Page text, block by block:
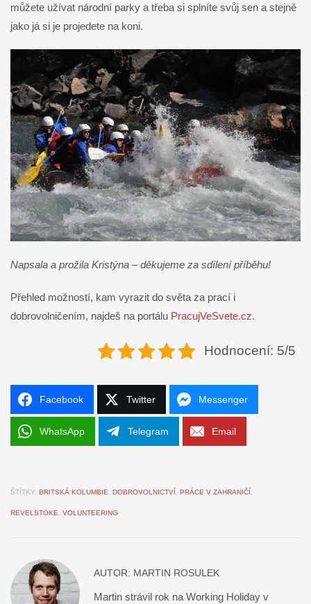
můžete užívat národní parky a třeba si splníte svůj sen a stejně
jako já si je projedete na koni.
Napsala a prožila Kristýna – děkujeme za sdílení příběhu!
Přehled možností, kam vyrazit do světa za prací i
dobrovolničením, najdeš na portálu PracujVeSvete.cz.
Hodnocení: 5/5
Facebook Twitter Messenger
WhatsApp Telegram Email
ŠTÍTKY: BRITSKÁ KOLUMBIE, DOBROVOLNICTVÍ, PRÁCE V ZAHRANIČÍ,
REVELSTOKE, VOLUNTEERING
AUTOR: MARTIN ROSULEK
Martin strávil rok na Working Holiday v